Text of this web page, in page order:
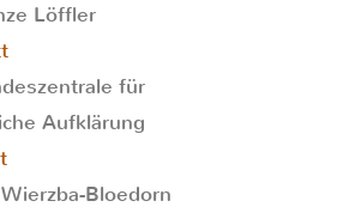
Löffler
für
Aufklärung
Bloedorn